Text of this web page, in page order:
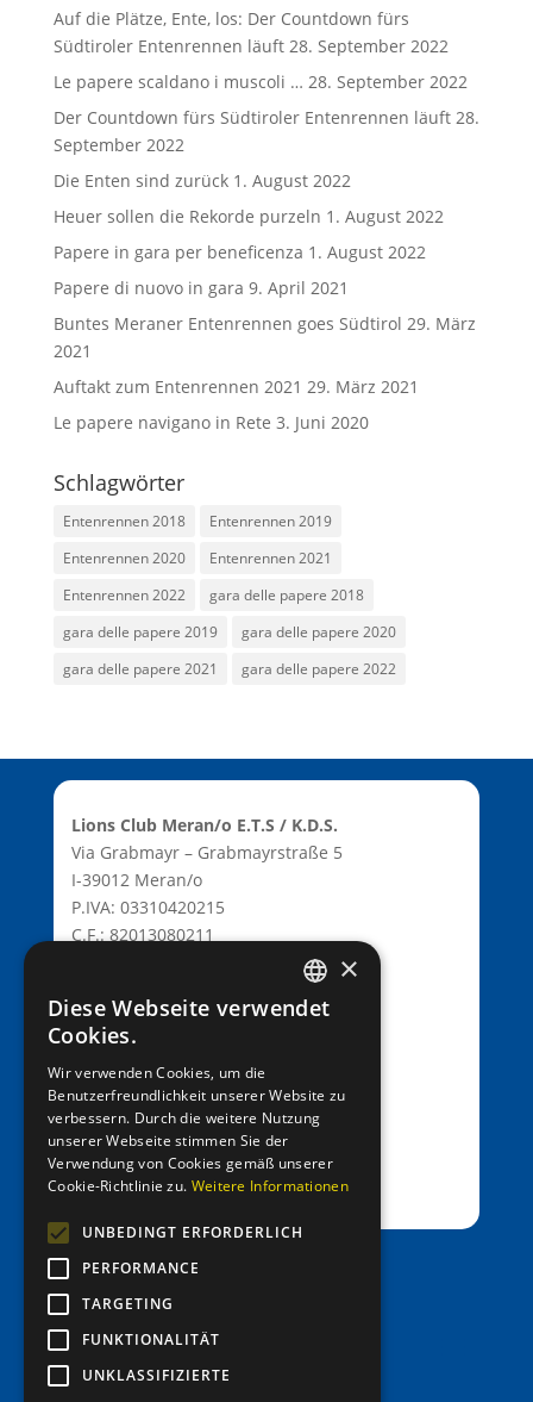
Auf die Plätze, Ente, los: Der Countdown fürs
Südtiroler Entenrennen läuft 28. September 2022
Le papere scaldano i muscoli … 28. September 2022
Der Countdown fürs Südtiroler Entenrennen läuft 28.
September 2022
Die Enten sind zurück 1. August 2022
Heuer sollen die Rekorde purzeln 1. August 2022
Papere in gara per beneficenza 1. August 2022
Papere di nuovo in gara 9. April 2021
Buntes Meraner Entenrennen goes Südtirol 29. März
2021
Auftakt zum Entenrennen 2021 29. März 2021
Le papere navigano in Rete 3. Juni 2020
Schlagwörter
Entenrennen 2018
Entenrennen 2019
Entenrennen 2020
Entenrennen 2021
Entenrennen 2022
gara delle papere 2018
gara delle papere 2019
gara delle papere 2020
gara delle papere 2021
gara delle papere 2022
Lions Club Meran/o E.T.S / K.D.S.
Via Grabmayr – Grabmayrstraße 5
I-39012 Meran/o
P.IVA: 03310420215
C.F.: 82013080211
Fil.: Rennweg 42, 39012 Meran/o
IBAN: IT39C0811258591000303200680
SWIFT-BIC: RZSBIT21101
office@entenrennen.it
GERMAN
×
Diese Webseite verwendet
Cookies.
Wir verwenden Cookies, um die
Benutzerfreundlichkeit unserer Website zu
verbessern. Durch die weitere Nutzung
unserer Webseite stimmen Sie der
Verwendung von Cookies gemäß unserer
Cookie-Richtlinie zu. Weitere Informationen
UNBEDINGT ERFORDERLICH
PERFORMANCE
TARGETING
FUNKTIONALITÄT
UNKLASSIFIZIERTE